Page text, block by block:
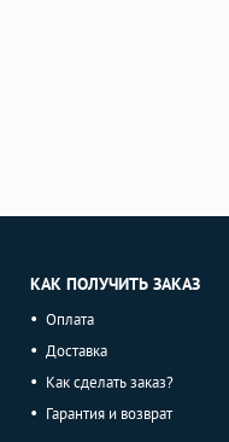
КАК ПОЛУЧИТЬ ЗАКАЗ
Оплата
Доставка
Как сделать заказ?
Гарантия и возврат